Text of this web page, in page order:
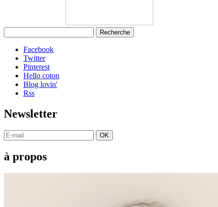
Facebook
Twitter
Pinterest
Hello coton
Blog lovin'
Rss
Newsletter
OK
à propos